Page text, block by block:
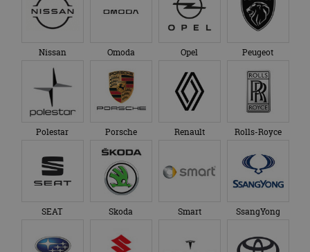
Nissan Omoda Opel Peugeot
Polestar Porsche Renault Rolls-Royce
SEAT Skoda Smart SsangYong